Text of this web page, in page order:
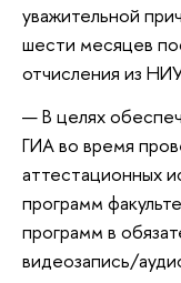
уважительной
шести месяцев
отчисления из
В целях
ГИА во время
аттестационных
программ
программ в
видеозапись/